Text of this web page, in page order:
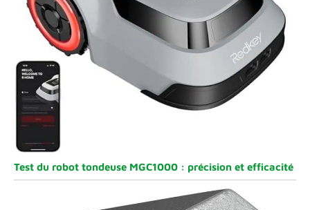
Test du robot tondeuse MGC1000 : précision et efficacité